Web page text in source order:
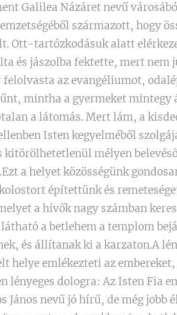
Galilea Názáret nevű
származott, hogy
Ott-tartózkodásuk alatt
és jászolba fektette, mert nem
az evangéliumot,
mintha a gyermeket mintegy
a látomás. Mert lám, a
Isten kegyelméből
mélyen
a helyet közösségünk
építettünk és
a hívők nagy számban
látható a betlehem a templom
és állítanak ki a karzaton.A
helye emlékezteti az
lényeges dologra: Az Isten Fia
János nevű jó hírű, de még